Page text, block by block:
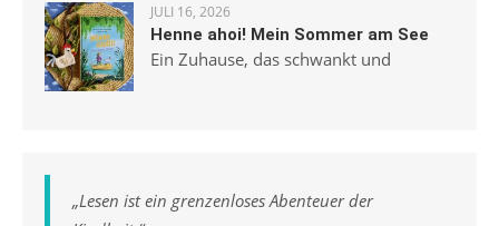
JULI 16, 2026
Henne ahoi! Mein Sommer am See
Ein Zuhause, das schwankt und
„Lesen ist ein grenzenloses Abenteuer der